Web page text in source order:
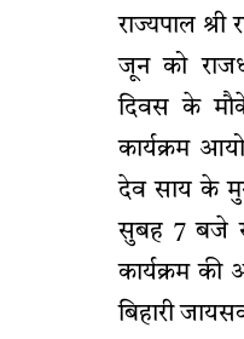
राज्यपाल
जून को
दिवस के
कार्यक्रम
देव साय के
सुबह 7 बजे
कार्यक्रम की
बिहारी